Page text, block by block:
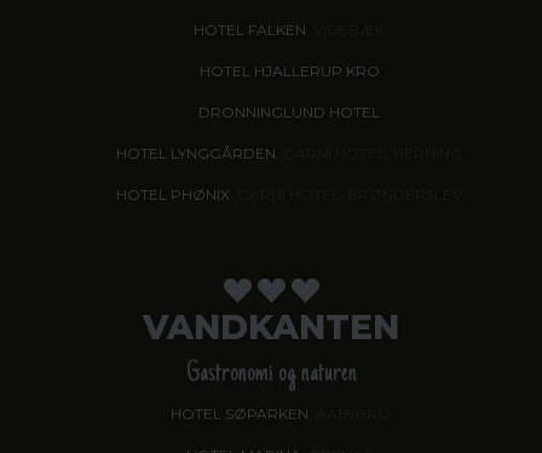
HOTEL FALKEN
HOTEL HJALLERUP KRO
DRONNINGLUND HOTEL
HOTEL LYNGGÅRDEN
HOTEL PHØNIX
VANDKANTEN
Gastronomi og naturen
HOTEL SØPARKEN